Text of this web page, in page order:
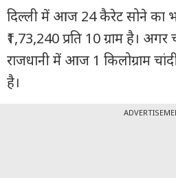
वीडियो
ट्रेंडिंग
बिजनेस
दिल्ली में आज 24 कैरेट सोने का
₹1,73,240 प्रति 10 ग्राम है।
राजधानी में आज 1 किलोग्राम
है।